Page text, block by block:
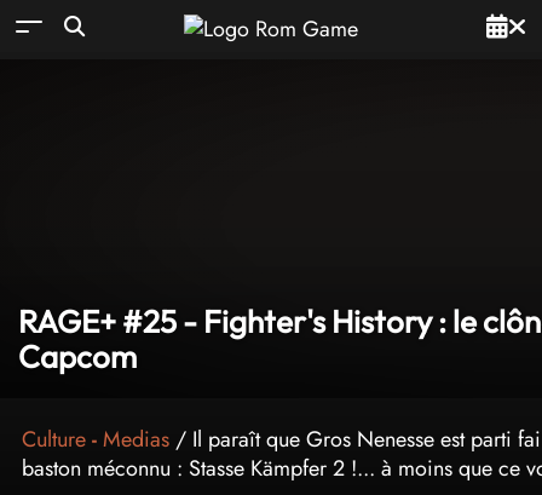
RAGE+ #25 - Fighter's History : le
Capcom
Culture-Medias / Il paraît que Gros Nenesse est parti
baston méconnu : Stasse Kämpfer 2 !... à moins que ce